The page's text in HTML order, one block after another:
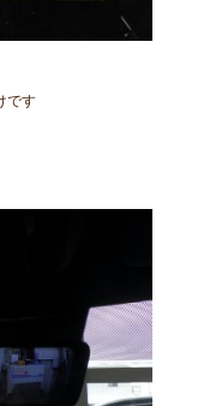
です